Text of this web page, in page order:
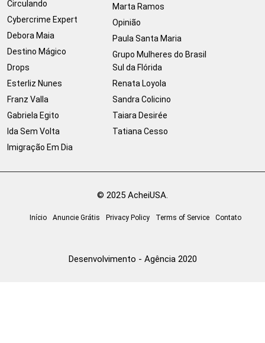
Circulando
Cybercrime Expert
Debora Maia
Destino Mágico
Drops
Esterliz Nunes
Franz Valla
Gabriela Egito
Ida Sem Volta
Imigração Em Dia
Marta Ramos
Opinião
Paula Santa Maria
Grupo Mulheres do Brasil
Sul da Flórida
Renata Loyola
Sandra Colicino
Taiara Desirée
Tatiana Cesso
© 2025 AcheiUSA.
Início Anuncie Grátis Privacy Policy Terms of Service Contato
Desenvolvimento - Agência 2020